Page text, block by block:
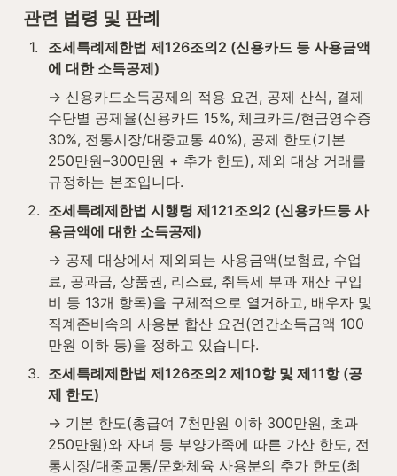
관련 법령 및 판례
1.
조세특례제한법 제126조의2 (신용카드 등 사용금액
에 대한 소득공제)
→ 신용카드소득공제의 적용 요건, 공제 산식, 결제
수단별 공제율(신용카드 15%, 체크카드/현금영수증
30%, 전통시장/대중교통 40%), 공제 한도(기본
250만원–300만원 + 추가 한도), 제외 대상 거래를
규정하는 본조입니다.
2. 조세특례제한법 시행령 제121조의2 (신용카드등 사
용금액에 대한 소득공제)
→ 공제 대상에서 제외되는 사용금액(보험료, 수업
료, 공과금, 상품권, 리스료, 취득세 부과 재산 구입
비 등 13개 항목)을 구체적으로 열거하고, 배우자 및
직계존비속의 사용분 합산 요건(연간소득금액 100
만원 이하 등)을 정하고 있습니다.
3. 조세특례제한법 제126조의2 제10항 및 제11항 (공
제 한도)
→ 기본 한도(총급여 7천만원 이하 300만원, 초과
250만원)와 자녀 등 부양가족에 따른 가산 한도, 전
통시장/대중교통/문화체육 사용분의 추가 한도(최